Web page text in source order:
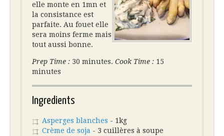
elle monte en 1mn et
la consistance est
parfaite. Au fouet elle
sera moins ferme mais
tout aussi bonne.
Prep Time : 30 minutes. Cook Time : 15
minutes
Ingredients
Asperges blanches - 1kg
Crème de soja - 3 cuillères à soupe